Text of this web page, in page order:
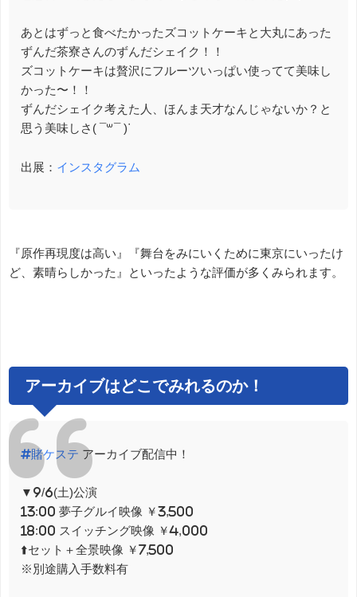
あとはずっと食べたかったズコットケーキと大丸にあった
ずんだ茶寮さんのずんだシェイク！！
ズコットケーキは贅沢にフルーツいっぱい使ってて美味し
かった〜！！
ずんだシェイク考えた人、ほんま天才なんじゃないか？と
思う美味しさ( ¯꒳​¯ )ᐝ
出展： インスタグラム
『原作再現度は高い』『舞台をみにいくために東京にいったけ
ど、素晴らしかった』といったような評価が多くみられます。
アーカイブはどこでみれるのか！
#賭ケステ アーカイブ配信中！
▼9/6(土)公演
13:00 夢子グルイ映像 ￥3,500
18:00 スイッチング映像 ￥4,000
⬆️セット＋全景映像 ￥7,500
※別途購入手数料有